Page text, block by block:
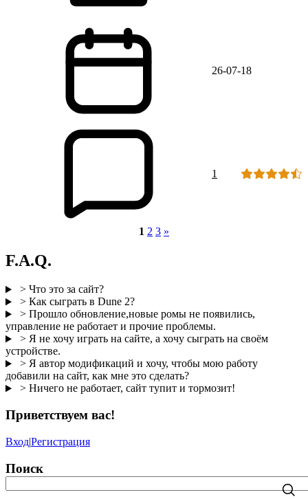
26-07-18
1
1 2 3 »
F.A.Q.
> Что это за сайт?
> Как сыграть в Dune 2?
> Прошло обновление,новые ромы не появились,
управление не работает и прочие проблемы.
> Я не хочу играть на сайте, а хочу сыграть на своём
устройстве.
> Я автор модификаций и хочу, чтобы мою работу
добавили на сайт, как мне это сделать?
> Ничего не работает, сайт тупит и тормозит!
Приветствуем вас!
Вход|Регистрация
Поиск